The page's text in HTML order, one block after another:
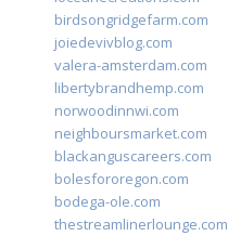
birdsongridgefarm.com
joiedevivblog.com
valera-amsterdam.com
libertybrandhemp.com
norwoodinnwi.com
neighboursmarket.com
blackanguscareers.com
bolesfororegon.com
bodega-ole.com
thestreamlinerlounge.com